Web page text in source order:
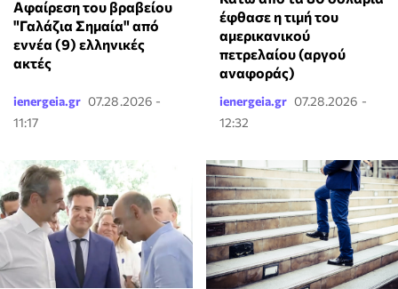
Αφαίρεση του βραβείου
"Γαλάζια Σημαία" από
εννέα (9) ελληνικές
ακτές
ienergeia.gr 07.28.2026 -
11:17
έφθασε η τιμή του
αμερικανικού
πετρελαίου (αργού
αναφοράς)
ienergeia.gr 07.28.2026 -
12:32